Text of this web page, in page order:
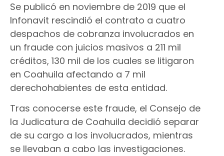
Se publicó en noviembre de 2019 que el
Infonavit rescindió el contrato a cuatro
despachos de cobranza involucrados en
un fraude con juicios masivos a 211 mil
créditos, 130 mil de los cuales se litigaron
en Coahuila afectando a 7 mil
derechohabientes de esta entidad.
Tras conocerse este fraude, el Consejo de
la Judicatura de Coahuila decidió separar
de su cargo a los involucrados, mientras
se llevaban a cabo las investigaciones.